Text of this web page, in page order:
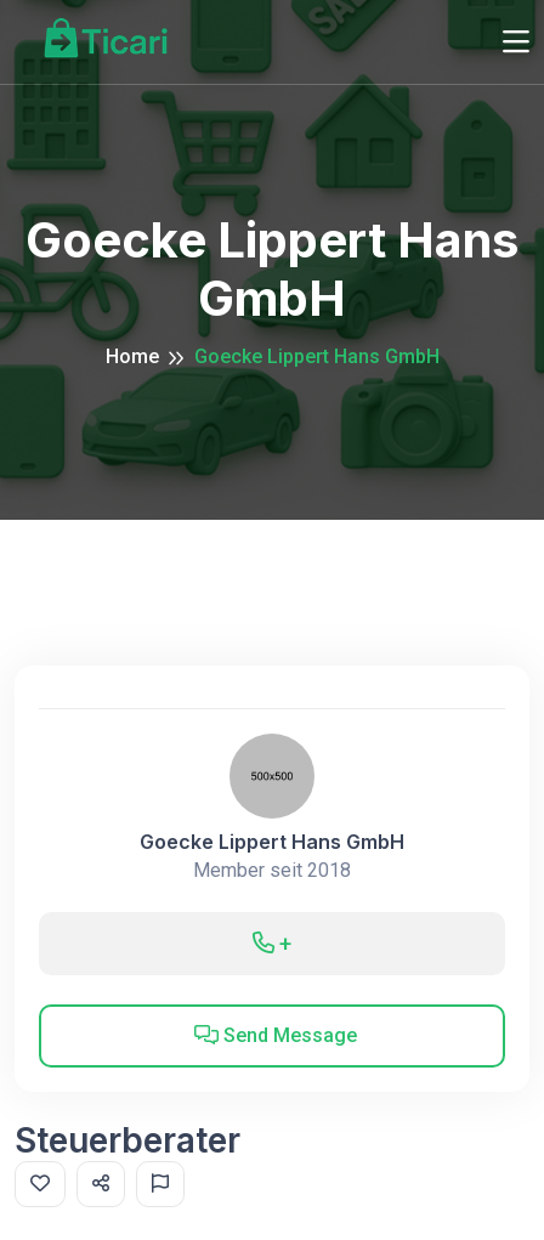
Goecke Lippert Hans
GmbH
Home Goecke Lippert Hans GmbH
Goecke Lippert Hans GmbH
Member seit 2018
+
Send Message
Steuerberater